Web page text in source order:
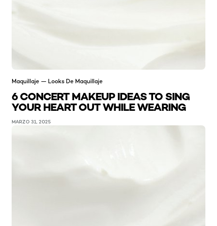
Maquillaje — Looks De Maquillaje
6 CONCERT MAKEUP IDEAS TO SING
YOUR HEART OUT WHILE WEARING
MARZO 31, 2025